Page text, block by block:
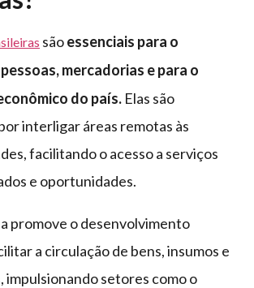
sãoessenciais para o
mercadorias e para o
do país. Elas são
interligar áreas remotas às
facilitando o acesso a serviços
e oportunidades.
promove o desenvolvimento
a circulação de bens, insumos e
impulsionando setores como o